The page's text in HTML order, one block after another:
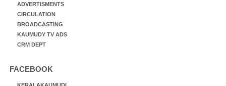
ADVERTISMENTS
CIRCULATION
BROADCASTING
KAUMUDY TV ADS
CRM DEPT
FACEBOOK